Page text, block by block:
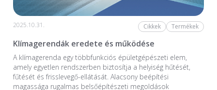
2025.10.31. Cikkek Termékek
Klímagerendák eredete és működése
A klímagerenda egy többfunkciós épületgépészeti elem,
amely egyetlen rendszerben biztosítja a helyiség hűtését,
fűtését és frisslevegő-ellátását. Alacsony beépítési
magassága rugalmas belsőépítészeti megoldások